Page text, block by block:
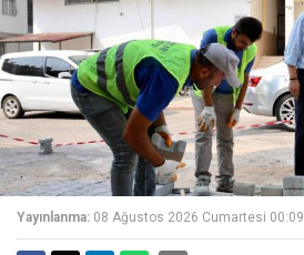
Yayınlanma: 08 Ağustos 2026 Cumartesi 00:09